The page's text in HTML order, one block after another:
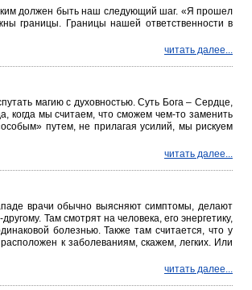
должен быть наш следующий шаг. «Я прошел
границы. Границы нашей ответственности в
читать далее...
магию с духовностью. Суть Бога – Сердце,
когда мы считаем, что сможем чем-то заменить
путем, не прилагая усилий, мы рискуем
читать далее...
врачи обычно выясняют симптомы, делают
Там смотрят на человека, его энергетику,
болезнью. Также там считается, что у
к заболеваниям, скажем, легких. Или
читать далее...